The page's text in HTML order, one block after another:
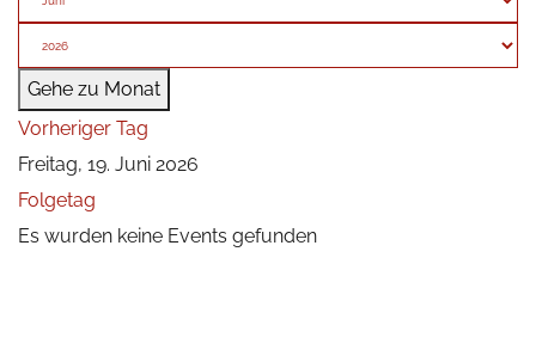
Gehe zu Monat
Vorheriger Tag
Freitag, 19. Juni 2026
Folgetag
Es wurden keine Events gefunden